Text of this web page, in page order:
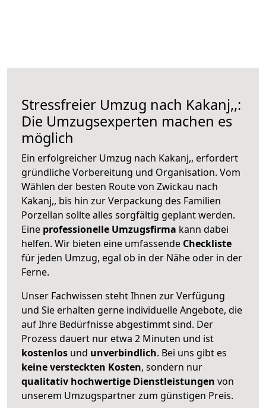
Stressfreier Umzug nach Kakanj,,:
Die Umzugsexperten machen es
möglich
Ein erfolgreicher Umzug nach Kakanj,, erfordert
gründliche Vorbereitung und Organisation. Vom
Wählen der besten Route von Zwickau nach
Kakanj,, bis hin zur Verpackung des Familien
Porzellan sollte alles sorgfältig geplant werden.
Eine professionelle Umzugsfirma kann dabei
helfen. Wir bieten eine umfassende Checkliste
für jeden Umzug, egal ob in der Nähe oder in der
Ferne.
Unser Fachwissen steht Ihnen zur Verfügung
und Sie erhalten gerne individuelle Angebote, die
auf Ihre Bedürfnisse abgestimmt sind. Der
Prozess dauert nur etwa 2 Minuten und ist
kostenlos und unverbindlich. Bei uns gibt es
keine versteckten Kosten, sondern nur
qualitativ hochwertige Dienstleistungen von
unserem Umzugspartner zum günstigen Preis.